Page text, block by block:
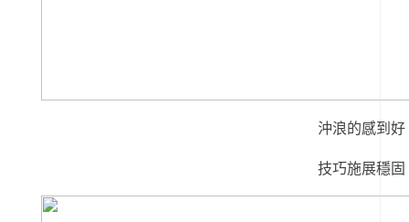
沖浪的感到好
技巧施展穩固